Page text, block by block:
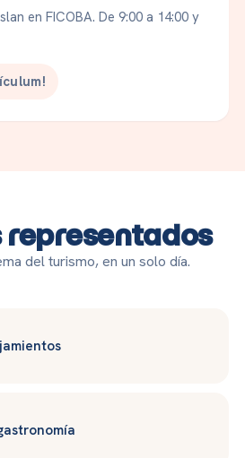
en FICOBA. De 9:00 a 14:00 y
representados
del turismo, en un solo día.